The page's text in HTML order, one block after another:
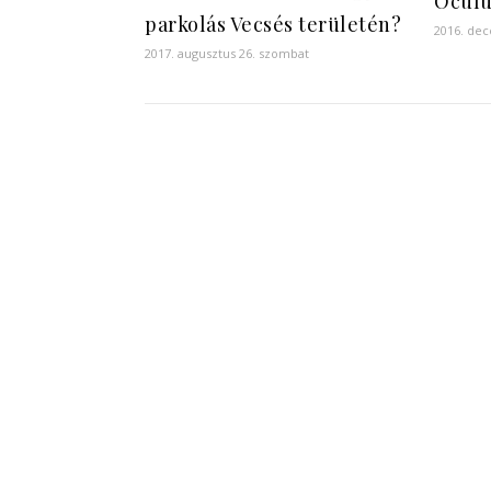
parkolás Vecsés területén?
2017. augusztus 26. szombat
2016.